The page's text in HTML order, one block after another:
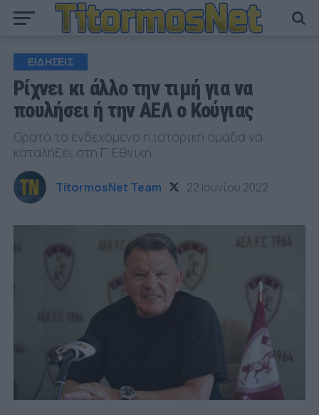
ΕΙΔΗΣΕΙΣ
Ρίχνει κι άλλο την τιμή για να
πουλήσει ή την ΑΕΛ ο Κούγιας
Ορατό το ενδεχόμενο η ιστορική ομάδα να
καταλήξει στη Γ’ Εθνική…
TitormosNet Team 22 Ιουνίου 2022